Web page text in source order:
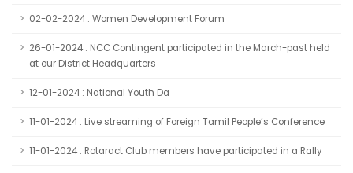
02-02-2024 : Women Development Forum
26-01-2024 : NCC Contingent participated in the March-past held
at our District Headquarters
12-01-2024 : National Youth Da
11-01-2024 : Live streaming of Foreign Tamil People’s Conference
11-01-2024 : Rotaract Club members have participated in a Rally